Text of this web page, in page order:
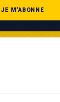
JE M'ABONNE